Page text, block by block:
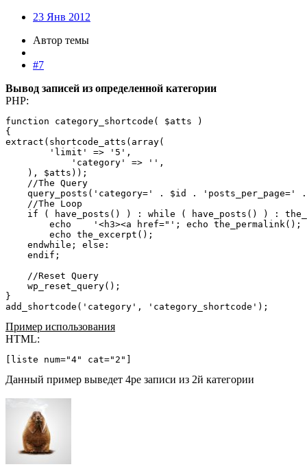
23 Янв 2012
Автор темы
#7
Вывод записей из определенной категории
PHP:
function category_shortcode( $atts )
{
extract(shortcode_atts(array(
        'limit' => '5',
            'category' => '',
    ), $atts));
    //The Query
query_posts('category=' . $id . 'posts_per_page='
    //The Loop
if ( have_posts() ) : while ( have_posts() ) :
echo    '<h3><a href="'; echo
        echo the_excerpt();
    endwhile; else:
    endif;
    //Reset Query
    wp_reset_query();
}
add_shortcode('category', 'category_shortcode');
Пример использования
HTML:
[liste num="4" cat="2"]
Данный пример выведет 4ре записи из 2й категории